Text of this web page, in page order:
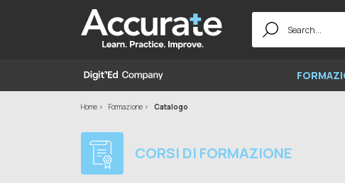
Search
for:
Home Formazione Catalogo
CORSI DI FORMAZIONE